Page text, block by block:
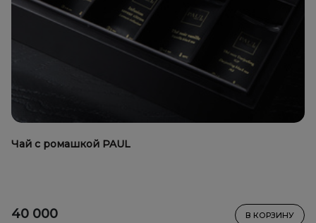
Чай с ромашкой PAUL
40 000 В КОРЗИНУ